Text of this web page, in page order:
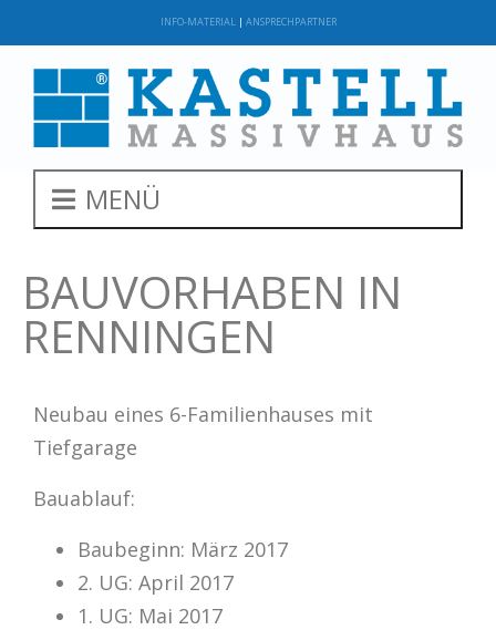
INFO-MATERIAL| ANSPRECHPARTNER
MENÜ
BAUVORHABEN IN
RENNINGEN
Neubau eines 6-Familienhauses mit
Tiefgarage
Bauablauf:
Baubeginn: März 2017
2. UG: April 2017
1. UG: Mai 2017